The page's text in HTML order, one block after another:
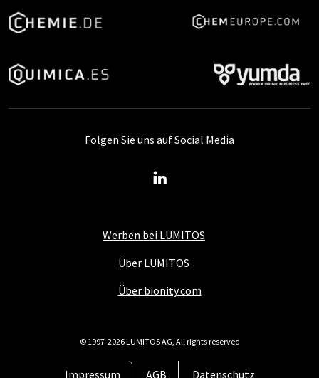
Werben bei LUMITOS
Über LUMITOS
Über bionity.com
Impressum AGB Datenschutz
Folgen Sie uns auf Social Media
© 1997-2026 LUMITOS AG, All rights reserved